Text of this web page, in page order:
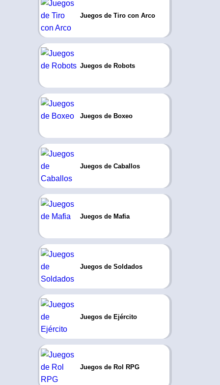
Juegos de Tiro con Arco
Juegos de Robots
Juegos de Boxeo
Juegos de Caballos
Juegos de Mafia
Juegos de Soldados
Juegos de Ejército
Juegos de Rol RPG